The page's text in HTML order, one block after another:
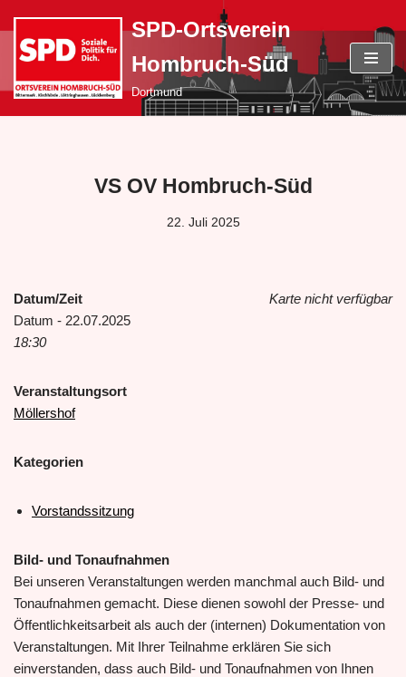
Zum
springen
SPD-Ortsverein
Hombruch-Süd
Dortmund
VS OV Hombruch-Süd
22. Juli 2025
Karte nicht verfügbar
Datum/Zeit
Datum - 22.07.2025
18:30
Veranstaltungsort
Möllershof
Kategorien
Vorstandssitzung
Bild- und Tonaufnahmen
Bei unseren Veranstaltungen werden manchmal auch Bild- und
Tonaufnahmen gemacht. Diese dienen sowohl der Presse- und
Öffentlichkeitsarbeit als auch der (internen) Dokumentation von
Veranstaltungen. Mit Ihrer Teilnahme erklären Sie sich
einverstanden, dass auch Bild- und Tonaufnahmen von Ihnen